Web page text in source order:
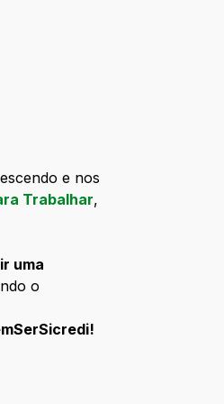
e nos
Trabalhar,
uma
o